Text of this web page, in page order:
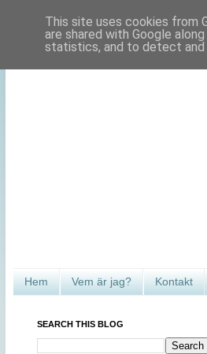
Hem Vem är jag? Kontakt
SEARCH THIS BLOG
This site uses cookies from
are shared with Google
statistics, and to detect and